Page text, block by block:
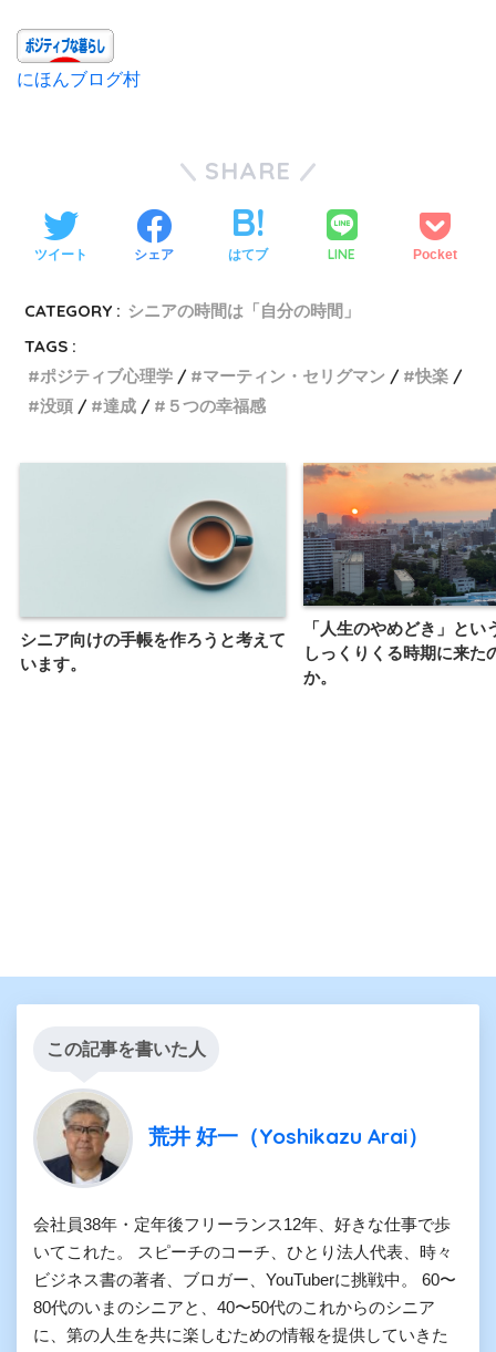
にほんブログ村
SHARE
ツイート シェア はてブ LINE Pocket
CATEGORY : シニアの時間は「自分の時間」
TAGS :
ポジティブ心理学
マーティン・セリグマン
快楽
没頭
達成 ５つの幸福感
シニア向けの手帳を作ろうと考えて
います。
「人生のやめどき」とい
しっくりくる時期に来た
か。
この記事を書いた人
荒井 好一（Yoshikazu Arai）
会社員38年・定年後フリーランス12年、好きな仕事で歩
いてこれた。 スピーチのコーチ、ひとり法人代表、時々
ビジネス書の著者、ブロガー、YouTuberに挑戦中。 60〜
80代のいまのシニアと、40〜50代のこれからのシニア
に、第の人生を共に楽しむための情報を提供していきた